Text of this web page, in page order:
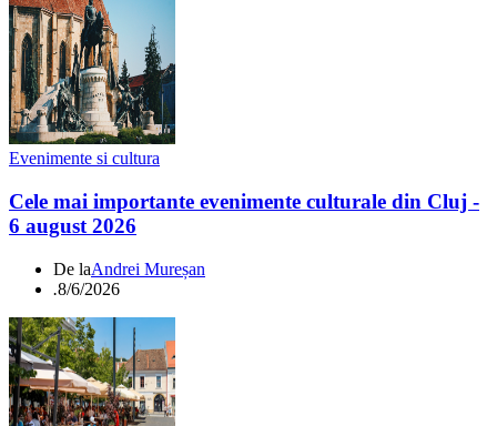
Evenimente si cultura
Cele mai importante evenimente culturale din Cluj -
6 august 2026
De laAndrei Mureșan
.8/6/2026